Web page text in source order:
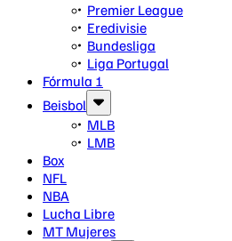
Premier League
Eredivisie
Bundesliga
Liga Portugal
Fórmula 1
Beisbol
MLB
LMB
Box
NFL
NBA
Lucha Libre
MT Mujeres